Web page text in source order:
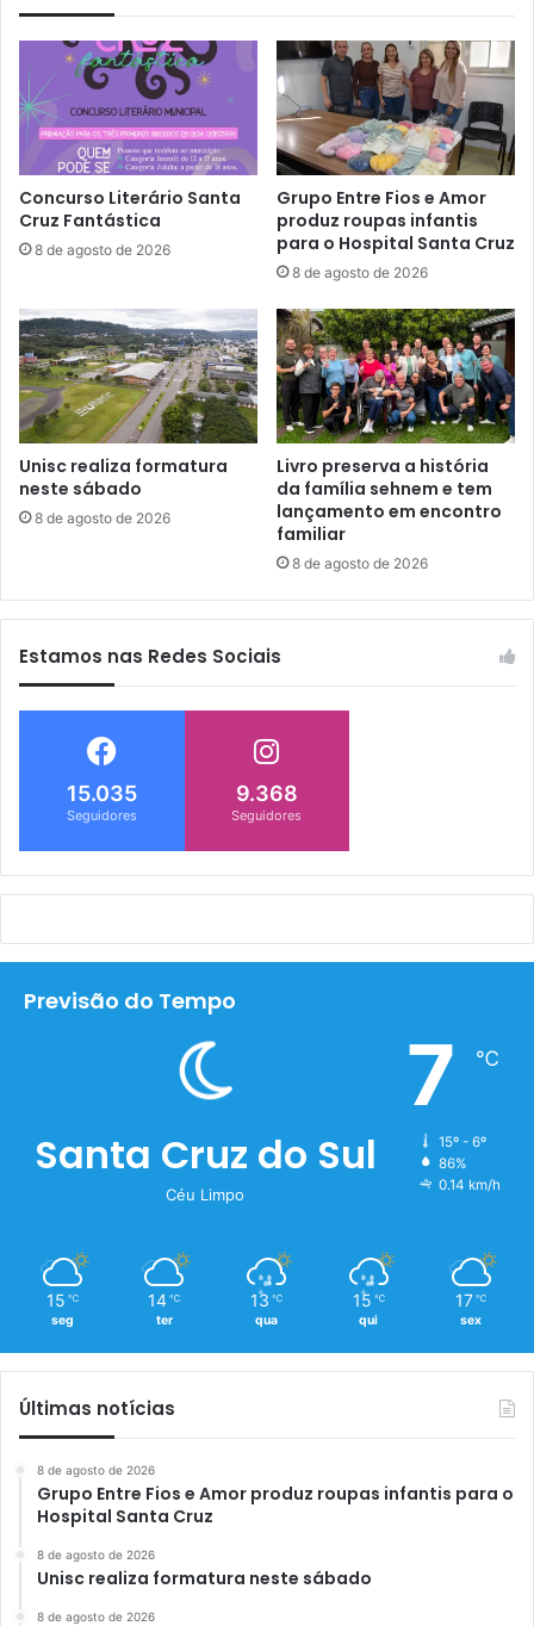
Concurso Literário Santa
Cruz Fantástica
8 de agosto de 2026
Grupo Entre Fios e Amor
produz roupas infantis
para o Hospital Santa Cruz
8 de agosto de 2026
Unisc realiza formatura
neste sábado
8 de agosto de 2026
Livro preserva a história
da família sehnem e tem
lançamento em encontro
familiar
8 de agosto de 2026
Estamos nas Redes Sociais
15.035
Seguidores
9.368
Seguidores
Previsão do Tempo
Santa Cruz do Sul
Céu Limpo
7 ℃
15º - 6º
86%
0.14 km/h
15 ℃
seg
14 ℃
ter
13 ℃
qua
15 ℃
qui
17 ℃
sex
Últimas notícias
8 de agosto de 2026
Grupo Entre Fios e Amor produz roupas infantis para o
Hospital Santa Cruz
8 de agosto de 2026
Unisc realiza formatura neste sábado
8 de agosto de 2026